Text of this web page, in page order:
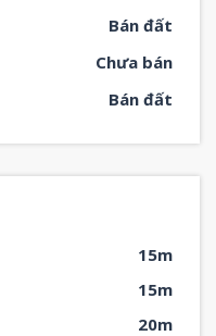
Bán đất
Chưa bán
Bán đất
15m
15m
20m